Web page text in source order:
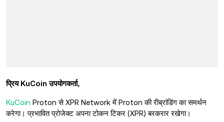
प्रिय KuCoin उपयोगकर्ता,
KuCoin Proton से XPR Network में Proton की रीब्रांडिंग का समर्थन
करेगा। प्रभावित प्रोजेक्ट अपना टोकन टिकर (XPR) बरकरार रखेगा।